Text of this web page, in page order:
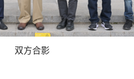
双方合影